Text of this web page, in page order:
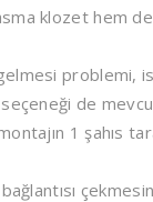
klozet hem
seçeneği de
1 şahıs